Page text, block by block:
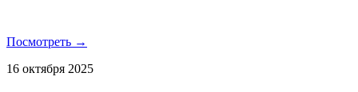
Посмотреть →
16 октября 2025